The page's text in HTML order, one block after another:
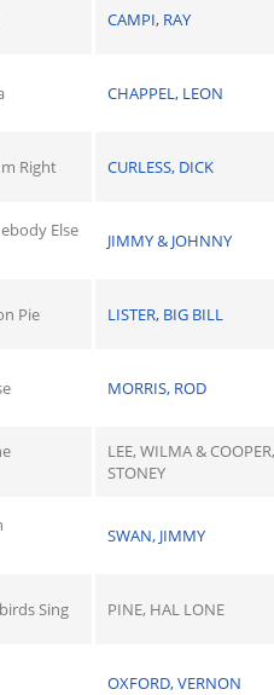
CAMPI, RAY
CHAPPEL, LEON
Right CURLESS, DICK
Else
JIMMY & JOHNNY
Pie LISTER, BIG BILL
MORRIS, ROD
LEE, WILMA & COOPER,
STONEY
SWAN, JIMMY
Sing PINE, HAL LONE
OXFORD, VERNON